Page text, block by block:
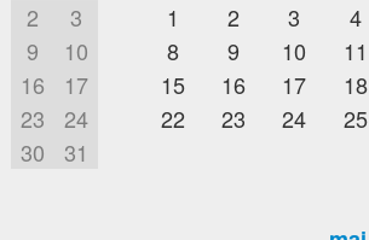
2
3
9
10
16
17
23
24
30 31
1 2 3 4
8
9 10 11
15
16 17 18
22
23 24 25